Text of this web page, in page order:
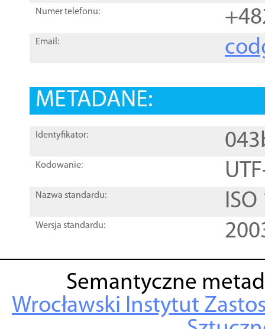
Numer telefonu:
Email:
METADANE:
Identyfikator:
Kodowanie:
Nazwa standardu:
Wersja standardu:
Semantyczne
Wrocławski Instytut